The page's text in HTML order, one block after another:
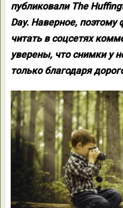
публиковали The
Day. Наверное, поэтому
читать в соцсетях
уверены, что снимки у
только благодаря